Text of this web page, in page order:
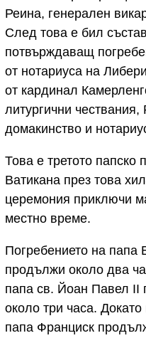
Реина, генерален
След това е бил
потвърждаващ
от нотариуса на
от кардинал
литургични чествания,
домакинство и
Това е третото папско
Ватикана през това
церемония приключи
местно време.
Погребението на папа
продължи около два
папа св. Йоан Павел II
около три часа.
папа Франциск